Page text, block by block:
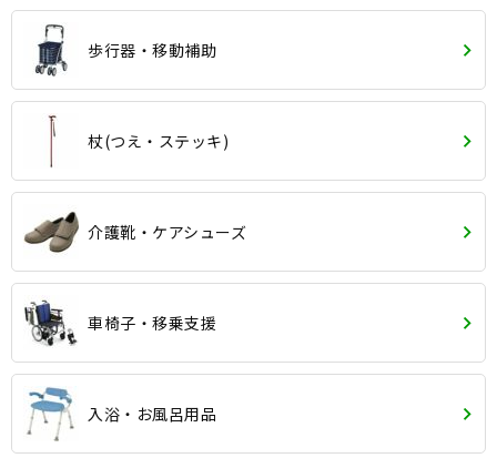
歩行器・移動補助
杖(つえ・ステッキ)
介護靴・ケアシューズ
車椅子・移乗支援
入浴・お風呂用品